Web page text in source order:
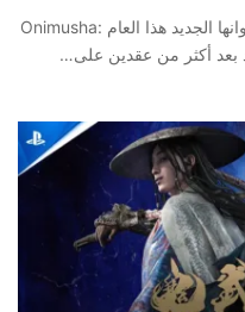
أخيراً، ستقدم شركة كابكوم عنوانها الجديد هذا العام Onimusha: